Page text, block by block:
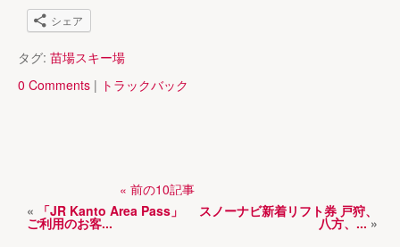
シェア
タグ: 苗場スキー場
0 Comments | トラックバック
« 前の10記事
«
「JR Kanto Area Pass」
ご利用のお客...
スノーナビ新着リフト券 戸狩、
八方、...»